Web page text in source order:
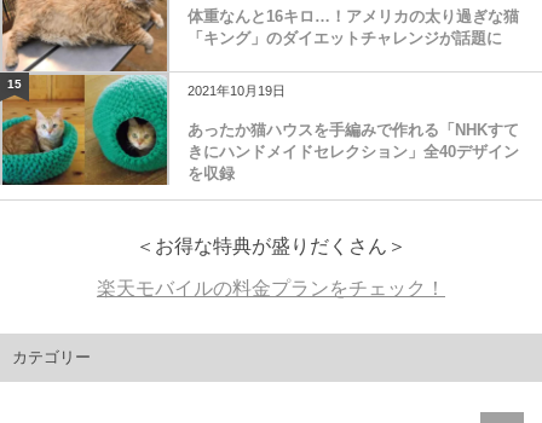
体重なんと16キロ…！アメリカの太り過ぎな猫
「キング」のダイエットチャレンジが話題に
15 2021年10月19日
あったか猫ハウスを手編みで作れる「NHKすて
きにハンドメイドセレクション」全40デザイン
を収録
＜お得な特典が盛りだくさん＞
楽天モバイルの料金プランをチェック！
カテゴリー